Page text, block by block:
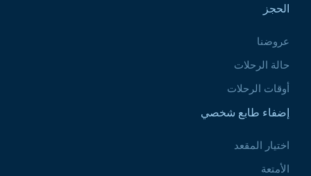
الحجز
عروضنا
حالة الرحلات
أوقات الرحلات
إضفاء طابع شخصي
اختيار المقعد
الأمتعة